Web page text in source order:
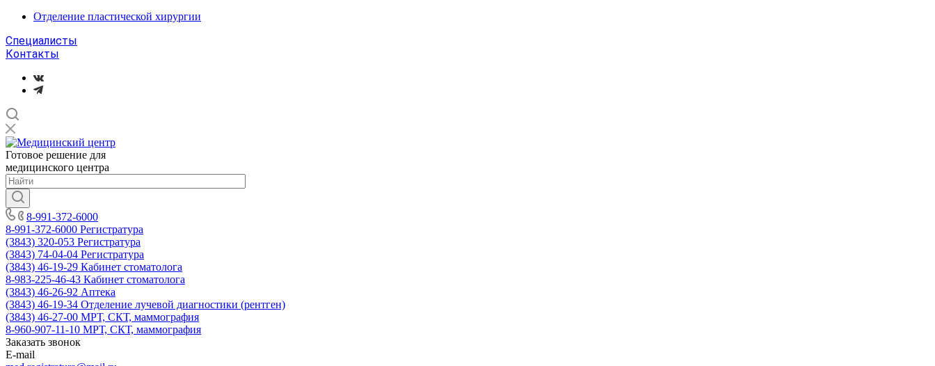
Отделение пластической хирургии
Специалисты
Контакты
Готовое решение для
медицинского центра
8-991-372-6000
8-991-372-6000 Регистратура
(3843) 320-053 Регистратура
(3843) 74-04-04 Регистратура
(3843) 46-19-29 Кабинет стоматолога
8-983-225-46-43 Кабинет стоматолога
(3843) 46-26-92 Аптека
(3843) 46-19-34 Отделение лучевой диагностики (рентген)
(3843) 46-27-00 МРТ, СКТ, маммография
8-960-907-11-10 МРТ, СКТ, маммография
Заказать звонок
E-mail